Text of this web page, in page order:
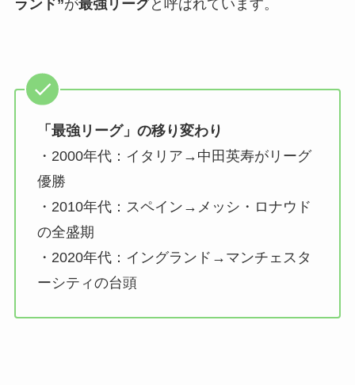
ランド”が最強リーグ と呼ばれています。
「最強リーグ」の移り変わり
・2000年代：イタリア→中田英寿がリーグ
優勝
・2010年代：スペイン→メッシ・ロナウド
の全盛期
・2020年代：イングランド→マンチェスタ
ーシティの台頭